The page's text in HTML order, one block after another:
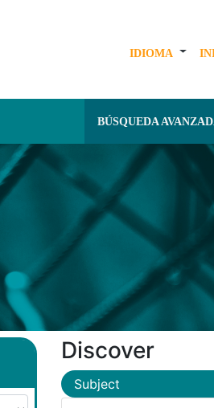
IDIOMA
BÚSQUEDA
Discover
Subject